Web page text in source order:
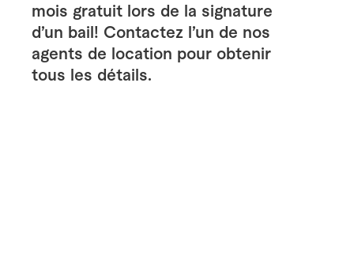
mois gratuit lors de la signature
d’un bail! Contactez l’un de nos
agents de location pour obtenir
tous les détails.